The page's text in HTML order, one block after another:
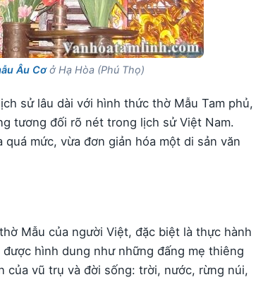
Âu Cơở Hạ Hòa (Phú Thọ)
sử lâu dài với hình thức thờ Mẫu Tam phủ,
tương đối rõ nét trong lịch sử Việt Nam.
mức, vừa đơn giản hóa một di sản văn
Mẫu của người Việt, đặc biệt là thực hành
hình dung như những đấng mẹ thiêng
của vũ trụ và đời sống: trời, nước, rừng núi,